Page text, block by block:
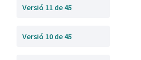
Versió 11 de 45
Versió 10 de 45